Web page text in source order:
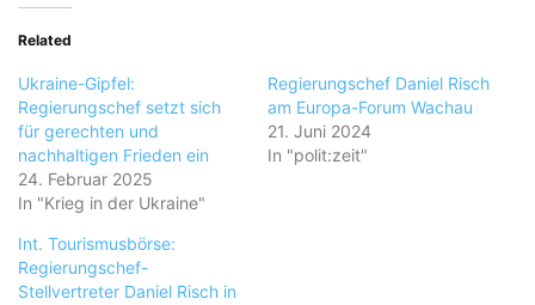
Related
Ukraine-Gipfel:
Regierungschef setzt sich
für gerechten und
nachhaltigen Frieden ein
24. Februar 2025
In "Krieg in der Ukraine"
Regierungschef Daniel Risch
am Europa-Forum Wachau
21. Juni 2024
In "polit:zeit"
Int. Tourismusbörse:
Regierungschef-
Stellvertreter Daniel Risch in